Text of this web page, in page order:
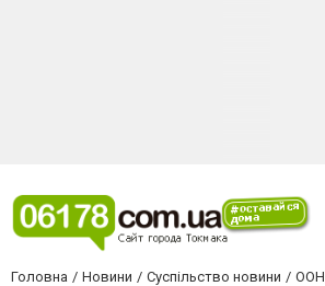
Головна Новини Суспільство новини ООН